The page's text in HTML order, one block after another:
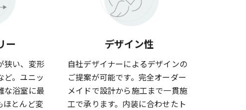
ー
狭い、変形
ど。ユニッ
な浴室に最
ほとんど変
デザイン性
自社デザイナーによるデザインの
ご提案が可能です。完全オーダー
メイドで設計から施工まで一貫施
工で承ります。内装に合わせたト